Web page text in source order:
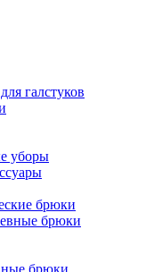
галстуков
уборы
брюки
брюки
брюки